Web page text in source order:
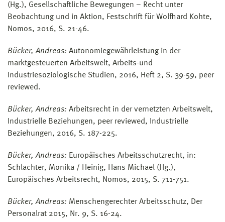
(Hg.), Gesellschaftliche Bewegungen – Recht unter
Beobachtung und in Aktion, Festschrift für Wolfhard Kohte,
Nomos, 2016, S. 21-46.
Bücker, Andreas: Autonomiegewährleistung in der
marktgesteuerten Arbeitswelt, Arbeits-und
Industriesoziologische Studien, 2016, Heft 2, S. 39-59, peer
reviewed.
Bücker, Andreas: Arbeitsrecht in der vernetzten Arbeitswelt,
Industrielle Beziehungen, peer reviewed, Industrielle
Beziehungen, 2016, S. 187-225.
Bücker, Andreas: Europäisches Arbeitsschutzrecht, in:
Schlachter, Monika / Heinig, Hans Michael (Hg.),
Europäisches Arbeitsrecht, Nomos, 2015, S. 711-751.
Bücker, Andreas: Menschengerechter Arbeitsschutz, Der
Personalrat 2015, Nr. 9, S. 16-24.